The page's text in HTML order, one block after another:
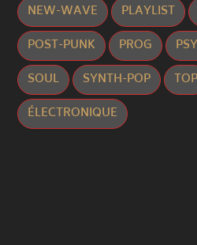
NEW-WAVE
PLAYLIST
POST-PUNK
PROG
SOUL
SYNTH-POP TOP
ÉLECTRONIQUE